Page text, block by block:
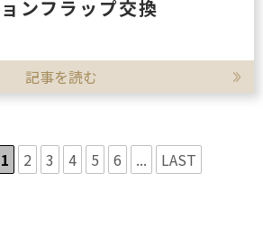
ンフラップ交換
記事を読む
1 2 3 4 5 6 ... LAST